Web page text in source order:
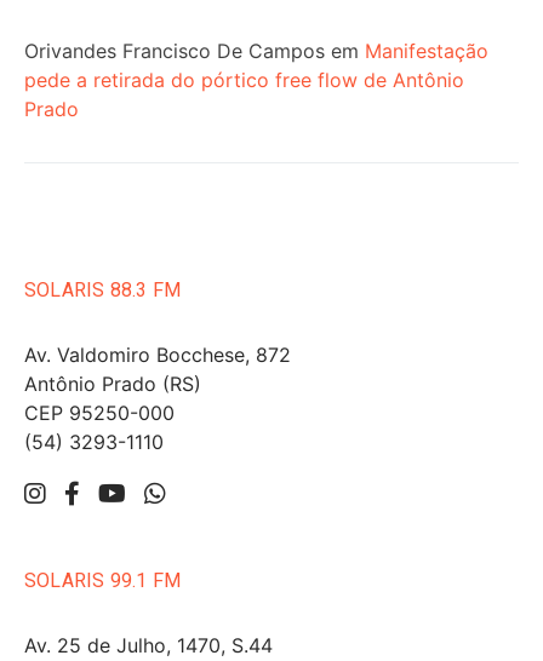
Orivandes Francisco De Campos em Manifestação
pede a retirada do pórtico free flow de Antônio
Prado
SOLARIS 88.3 FM
Av. Valdomiro Bocchese, 872
Antônio Prado (RS)
CEP 95250-000
(54) 3293-1110
SOLARIS 99.1 FM
Av. 25 de Julho, 1470, S.44